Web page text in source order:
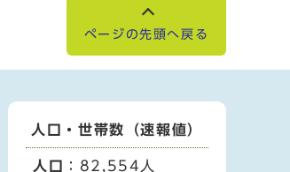
ページの先頭へ戻る
人口・世帯数（速報値）
人口 ：82,554人